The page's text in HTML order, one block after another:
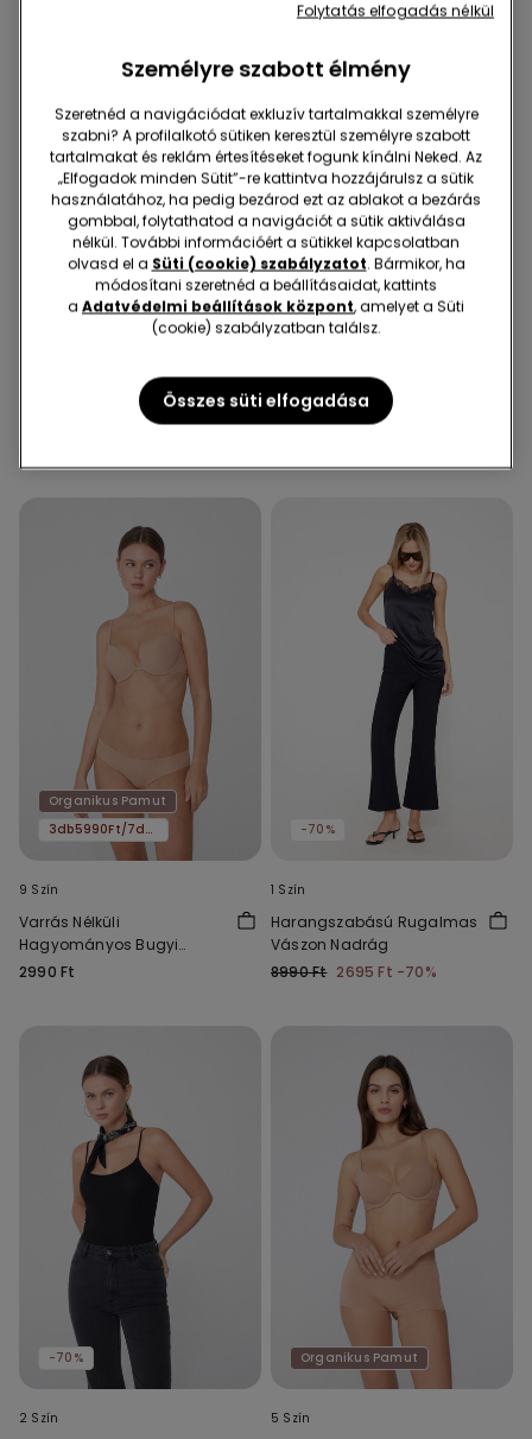
Újrahasznosított mikroszál
-38%
Ráncolt Pánt Nélküli
Egyrészes Fürdőruha
-70%
Basic Paszpólos Rövid
Pamut Pizsama Zsebbel
Organikus Pamut
3db5990Ft/7db11590Ft
9 Szín
Varrás Nélküli
Hagyományos Bugyi
Organikus Pamutból
2990 Ft
-70%
1 Szín
Harangszabású Rugalmas
Vászon Nadrág
8990 Ft 2695 Ft -70%
-70%
2 Szín
Organikus Pamut
5 Szín
Személyre szabott élmény
Szeretnéd a navigációdat exkluzív tartalmakkal személyre
szabni? A profilalkotó sütiken keresztül személyre szabott
tartalmakat és reklám értesítéseket fogunk kínálni Neked. Az
„Elfogadok minden Sütit”-re kattintva hozzájárulsz a sütik
használatához, ha pedig bezárod ezt az ablakot a bezárás
gombbal, folytathatod a navigációt a sütik aktiválása
nélkül. További információért a sütikkel kapcsolatban
olvasd el a Süti (cookie) szabályzatot. Bármikor, ha
módosítani szeretnéd a beállításaidat, kattints
a Adatvédelmi beállítások központ, amelyet a Süti
(cookie) szabályzatban találsz.
Összes süti elfogadása
Folytatás elfogadás nélkül